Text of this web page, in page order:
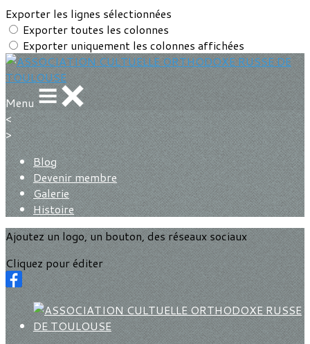
Exporter les lignes sélectionnées
Exporter toutes les colonnes
Exporter uniquement les colonnes affichées
Menu
<
>
Blog
Devenir membre
Galerie
Histoire
Ajoutez un logo, un bouton, des réseaux sociaux
Cliquez pour éditer